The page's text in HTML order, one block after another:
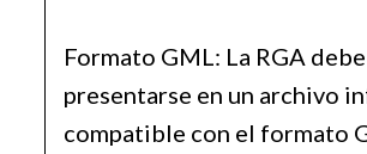
Formato GML: La RGA debe
presentarse en un archivo
compatible con el formato